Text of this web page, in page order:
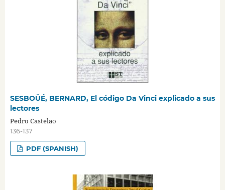
SESBOÜÉ, BERNARD, El código Da Vinci explicado a sus
lectores
Pedro Castelao
136-137
PDF (SPANISH)